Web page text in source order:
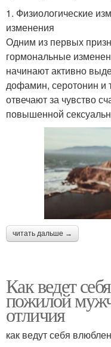
1. Физиологические
изменения
Одним из первых
гормональные
начинают активно
дофамин, серотонин и
отвечают за чувство
повышенной
читать дальше →
Как ведет
пожилой
отличия
как ведут себя